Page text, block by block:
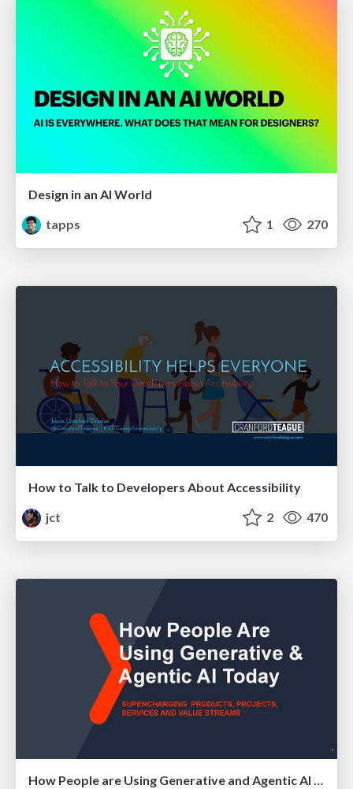
Design in an AI World
tapps
1 270
How to Talk to Developers About Accessibility
jct
2 470
How People are Using Generative and Agentic AI to Supercharge Their Products, Projects, Services and Value Streams Today